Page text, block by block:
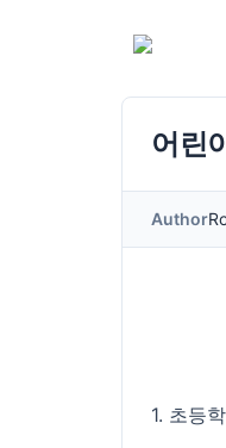
어린
Author
1. 초등